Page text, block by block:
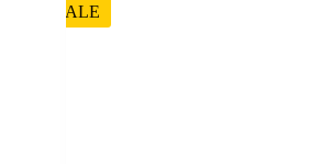
SALE